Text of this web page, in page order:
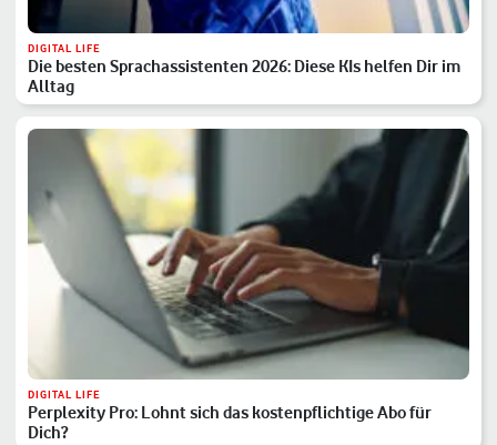
DIGITAL LIFE
Die besten Sprachassistenten 2026: Diese KIs helfen Dir im
Alltag
DIGITAL LIFE
Perplexity Pro: Lohnt sich das kostenpflichtige Abo für
Dich?